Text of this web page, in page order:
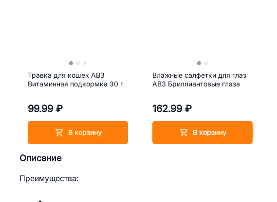
Описание
Преимущества:
Травка для кошек АВЗ
Витаминная подкормка 30 г
99.99 ₽
В корзину
Влажные салфетки для глаз
АВЗ Бриллиантовые глаза
162.99 ₽
В корзину